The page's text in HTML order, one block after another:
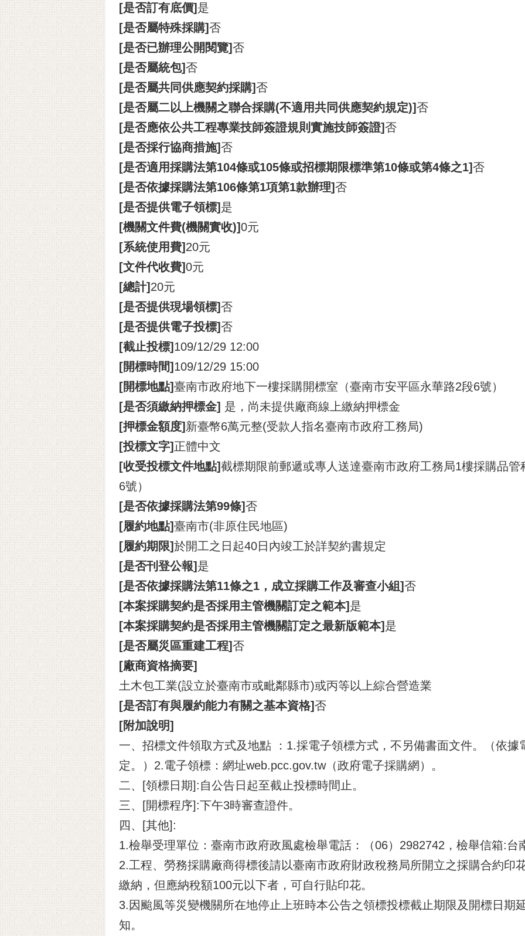
[是否訂有底價] 是
[是否屬特殊採購]否
[是否已辦理公開閱覽]否
[是否屬統包]否
[是否屬共同供應契約採購]否
[是否屬二以上機關之聯合採購(不適用共同供應契約規定)]否
[是否應依公共工程專業技師簽證規則實施技師簽證]否
[是否採行協商措施]否
[是否適用採購法第104條或105條或招標期限標準第10條或第4條之1]否
[是否依據採購法第106條第1項第1款辦理]否
[是否提供電子領標] 是
[機關文件費(機關實收)]0元
[系統使用費] 20元
[文件代收費]0元
[總計] 20元
[是否提供現場領標]否
[是否提供電子投標]否
[截止投標] 109/12/29 12:00
[開標時間] 109/12/29 15:00
[開標地點]臺南市政府地下一樓採購開標室（臺南市安平區永華路2段6號）
[是否須繳納押標金] 是，尚未提供廠商線上繳納押標金
[押標金額度] 新臺幣6萬元整(受款人指名臺南市政府工務局)
[投標文字] 正體中文
[收受投標文件地點]截標期限前郵遞或專人送達臺南市政府工務局1樓採購品
6號）
[是否依據採購法第99條]否
[履約地點]臺南市(非原住民地區)
[履約期限]於開工之日起40日內竣工於詳契約書規定
[是否刊登公報] 是
[是否依據採購法第11條之1，成立採購工作及審查小組]否
[本案採購契約是否採用主管機關訂定之範本] 是
[本案採購契約是否採用主管機關訂定之最新版範本] 是
[是否屬災區重建工程]否
[廠商資格摘要]
土木包工業(設立於臺南市或毗鄰縣市)或丙等以上綜合營造業
[是否訂有與履約能力有關之基本資格]否
[附加說明]
一、招標文件領取方式及地點 ：1.採電子領標方式，不另備書面文件。（依據
定。）2.電子領標：網址web.pcc.gov.tw（政府電子採購網）。
二、[領標日期]:自公告日起至截止投標時間止。
三、[開標程序]:下午3時審查證件。
四、[其他]:
1.檢舉受理單位：臺南市政府政風處檢舉電話：（06）2982742，檢舉信箱:台
2.工程、勞務採購廠商得標後請以臺南市政府財政稅務局所開立之採購合約印
繳納，但應納稅額100元以下者，可自行貼印花。
3.因颱風等災變機關所在地停止上班時本公告之領標投標截止期限及開標日期
知。